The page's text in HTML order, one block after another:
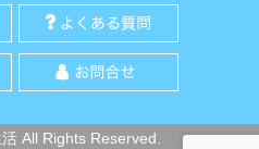
ご依頼の流れ
会社概要
All Rights Reserved.